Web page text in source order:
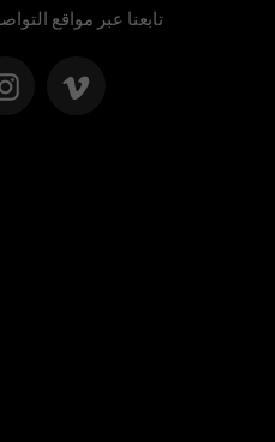
تابعنا عبر مواقع
Instagram